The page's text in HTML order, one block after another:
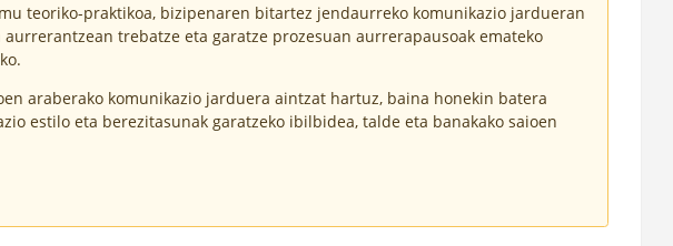
teoriko-praktikoa, bizipenaren bitartez jendaurreko komunikazio jardueran
aurrerantzean trebatze eta garatze prozesuan aurrerapausoak emateko
araberako komunikazio jarduera aintzat hartuz, baina honekin batera
estilo eta berezitasunak garatzeko ibilbidea, talde eta banakako saioen